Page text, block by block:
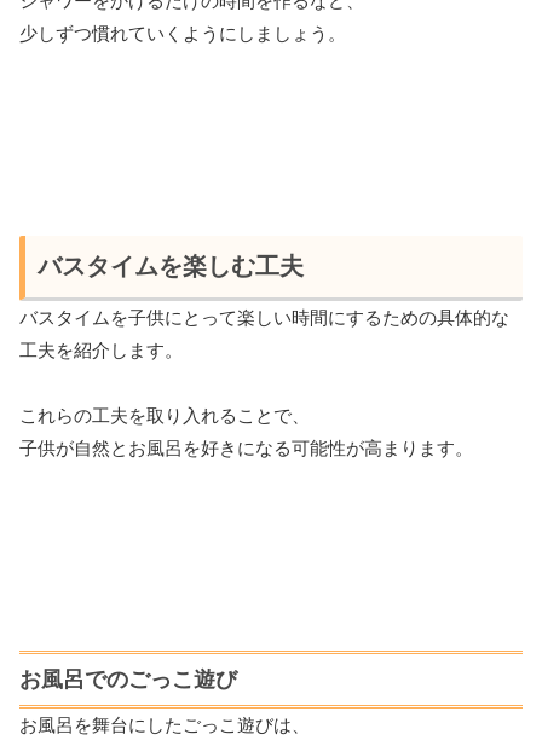
少しずつ慣れていくようにしましょう。
バスタイムを楽しむ工夫
バスタイムを子供にとって楽しい時間にするための具体的な
工夫を紹介します。
これらの工夫を取り入れることで、
子供が自然とお風呂を好きになる可能性が高まります。
お風呂でのごっこ遊び
お風呂を舞台にしたごっこ遊びは、